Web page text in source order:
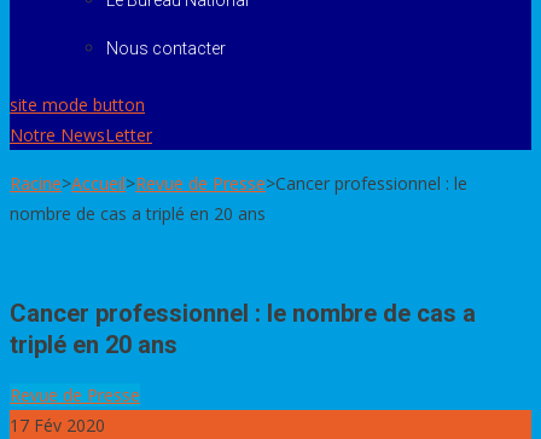
Nous contacter
site mode button
Notre NewsLetter
Racine>Accueil>Revue de Presse>Cancer professionnel : le
nombre de cas a triplé en 20 ans
Cancer professionnel : le nombre de cas a
triplé en 20 ans
Revue de Presse
17 Fév 2020